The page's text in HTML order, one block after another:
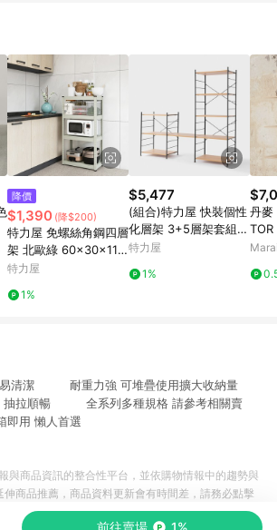
降價
$1,390 (降$200)
特力屋 免螺絲角鋼四層
架 北歐綠 60x30x114
公分
特力屋
1%
$5,477
(組合)特力屋 快裝個性
化層架 3+5層架套組
含延伸層板1片 191x4
架 置物架
特力屋
1%
丹麥
木 銅
易清潔 耐重力強 可堆疊使用擴大收納量
抽拉順暢 全系列多種規格 請參考相關賣
用 懶人首選
前往賣場 1%
與商品資訊的整合性平台，並依購物情報中的趨勢與
伸商品推薦，商品資料更新會有時間差，請務必點擊
確認現售價與購物條件，一切資訊以合作廠商網頁為